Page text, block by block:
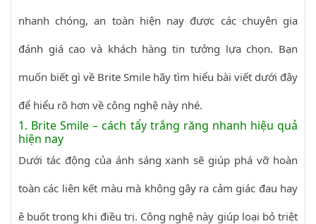
nhanh chóng, an toàn hiện nay được các chuyên gia
đánh giá cao và khách hàng tin tưởng lựa chọn. Bạn
muốn biết gì về Brite Smile hãy tìm hiểu bài viết dưới đây
để hiểu rõ hơn về công nghệ này nhé.
1. Brite Smile – cách tẩy trắng răng nhanh hiệu quả
hiện nay
Dưới tác động của ánh sáng xanh sẽ giúp phá vỡ hoàn
toàn các liên kết màu mà không gây ra cảm giác đau hay
ê buốt trong khi điều trị. Công nghệ này giúp loại bỏ triệt